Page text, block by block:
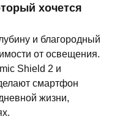
хочется
и благородный
от освещения.
Shield 2 и
смартфон
жизни,